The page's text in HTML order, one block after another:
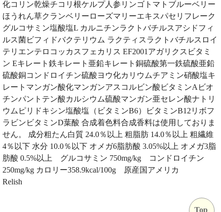
化コリン乾燥チコリ根ケルプ人参リンゴトマトブルーベリー
ほうれん草クランベリーローズマリーエキスパセリフレーク
グルコサミン塩酸塩L カルニチンラクトバチルスアシドフィ
ルス菌ビフィドバクテリウム ラクティスラクトバチルスロイ
テリエンテロコッカスフェカリス EF2001アガリクスビタミ
ン Eキレート鉄キレート亜鉛キレート銅硫酸第一鉄硫酸亜鉛
硫酸銅コンドロイチン硫酸ヨウ化カリウムチアミン硝酸塩キ
レートマンガン酸化マンガンアスコルビン酸ビタミンAビオ
チンパントテン酸カルシウム硫酸マンガン亜セレン酸ナトリ
ウムピリドキシン塩酸塩（ビタミンB6）ビタミンB12リボフ
ラビンビタミンD葉酸 合成着色料合成香料は使用しておりま
せん。 成分粗たん白質 24.0％以上 粗脂肪 14.0％以上 粗繊維
4％以下 水分 10.0％以下 オメガ6脂肪酸 3.05%以上 オメガ3脂
肪酸 0.5%以上 グルコサミン 750mg/kg コンドロイチン
250mg/kg カロリー358.9kcal/100g 原産国アメリカ
Relish
Top